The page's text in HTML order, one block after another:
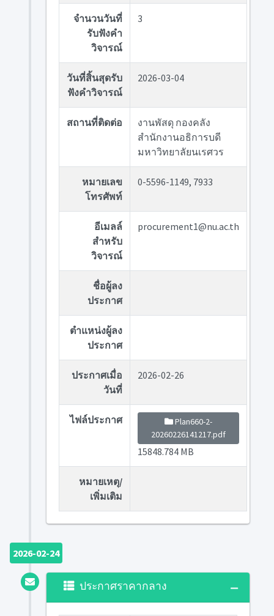
จำนวนวันที่
รับฟังคำ
วิจารณ์
3
วันที่สิ้นสุดรับ
ฟังคำวิจารณ์
2026-03-04
สถานที่ติดต่อ
งานพัสดุ กองคลัง
สำนักงานอธิการบดี
มหาวิทยาลัยนเรศวร
หมายเลข
โทรศัพท์
0-5596-1149, 7933
อีเมลล์
สำหรับ
วิจารณ์
procurement1@nu.ac.th
ชื่อผู้ลง
ประกาศ
ตำแหน่งผู้ลง
ประกาศ
ประกาศเมื่อ
วันที่
2026-02-26
ไฟล์ประกาศ
Plan660-2-
20260226141217.pdf
15848.784 MB
หมายเหตุ/
เพิ่มเติม
2026-02-24
ประกาศราคากลาง